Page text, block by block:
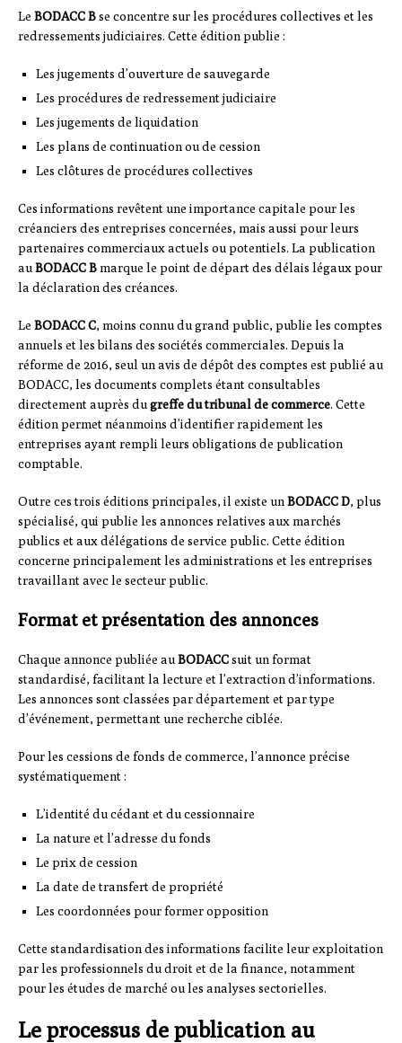
Le BODACC Bse concentre sur les procédures collectives et les
redressements judiciaires. Cette édition publie :
Les jugements d’ouverture de sauvegarde
Les procédures de redressement judiciaire
Les jugements de liquidation
Les plans de continuation ou de cession
Les clôtures de procédures collectives
Ces informations revêtent une importance capitale pour les
créanciers des entreprises concernées, mais aussi pour leurs
partenaires commerciaux actuels ou potentiels. La publication
auBODACC Bmarque le point de départ des délais légaux pour
la déclaration des créances.
Le BODACC C, moins connu du grand public, publie les comptes
annuels et les bilans des sociétés commerciales. Depuis la
réforme de 2016, seul un avis de dépôt des comptes est publié au
BODACC, les documents complets étant consultables
directement auprès dugreffe du tribunal de commerce. Cette
édition permet néanmoins d’identifier rapidement les
entreprises ayant rempli leurs obligations de publication
comptable.
Outre ces trois éditions principales, il existe un BODACC D, plus
spécialisé, qui publie les annonces relatives aux marchés
publics et aux délégations de service public. Cette édition
concerne principalement les administrations et les entreprises
travaillant avec le secteur public.
Format et présentation des annonces
Chaque annonce publiée auBODACCsuit un format
standardisé, facilitant la lecture et l’extraction d’informations.
Les annonces sont classées par département et par type
d’événement, permettant une recherche ciblée.
Pour les cessions de fonds de commerce, l’annonce précise
systématiquement :
L’identité du cédant et du cessionnaire
La nature et l’adresse du fonds
Le prix de cession
La date de transfert de propriété
Les coordonnées pour former opposition
Cette standardisation des informations facilite leur exploitation
par les professionnels du droit et de la finance, notamment
pour les études de marché ou les analyses sectorielles.
Le processus de publication au